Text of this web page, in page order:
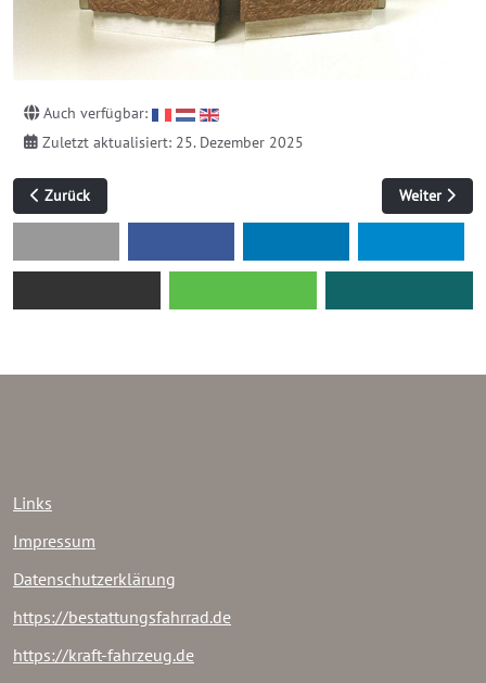
Auch verfügbar:
Zuletzt aktualisiert: 25. Dezember 2025
Vorheriger Beitrag: Interaktion 1
Zurück Nächster
Weiter
Links
Impressum
Datenschutzerklärung
https://bestattungsfahrrad.de
https://kraft-fahrzeug.de